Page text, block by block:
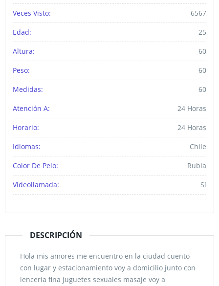
Veces Visto: 6567
Edad: 25
Altura: 60
Peso: 60
Medidas: 60
Atención A: 24 Horas
Horario: 24 Horas
Idiomas: Chile
Color De Pelo: Rubia
Videollamada: Sí
DESCRIPCIÓN
Hola mis amores me encuentro en la ciudad cuento
con lugar y estacionamiento voy a domicilio junto con
lencería fina juguetes sexuales masaje voy a